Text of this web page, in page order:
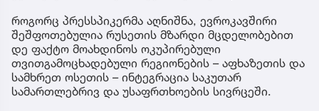
როგორც პრესსპიკერმა აღნიშნა, ევროკავშირი
შეშფოთებულია რუსეთის მზარდი მცდელობებით
დე ფაქტო მოახდინოს ოკუპირებული
თვითგამოცხადებული რეგიონების – აფხაზეთის და
სამხრეთ ოსეთის – ინტეგრაცია საკუთარ
სამართლებრივ და უსაფრთხოების სივრცეში.